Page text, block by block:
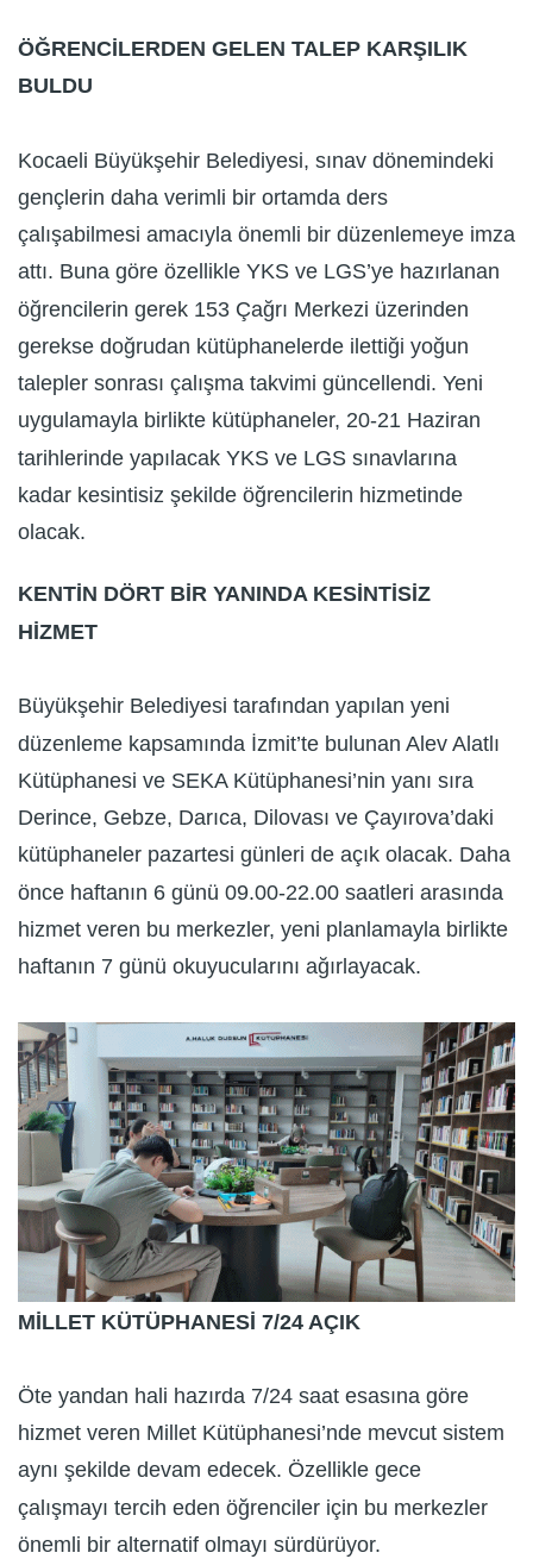
ÖĞRENCİLERDEN GELEN TALEP KARŞILIK
BULDU
Kocaeli Büyükşehir Belediyesi, sınav dönemindeki
gençlerin daha verimli bir ortamda ders
çalışabilmesi amacıyla önemli bir düzenlemeye imza
attı. Buna göre özellikle YKS ve LGS’ye hazırlanan
öğrencilerin gerek 153 Çağrı Merkezi üzerinden
gerekse doğrudan kütüphanelerde ilettiği yoğun
talepler sonrası çalışma takvimi güncellendi. Yeni
uygulamayla birlikte kütüphaneler, 20-21 Haziran
tarihlerinde yapılacak YKS ve LGS sınavlarına
kadar kesintisiz şekilde öğrencilerin hizmetinde
olacak.
KENTİN DÖRT BİR YANINDA KESİNTİSİZ
HİZMET
Büyükşehir Belediyesi tarafından yapılan yeni
düzenleme kapsamında İzmit’te bulunan Alev Alatlı
Kütüphanesi ve SEKA Kütüphanesi’nin yanı sıra
Derince, Gebze, Darıca, Dilovası ve Çayırova’daki
kütüphaneler pazartesi günleri de açık olacak. Daha
önce haftanın 6 günü 09.00-22.00 saatleri arasında
hizmet veren bu merkezler, yeni planlamayla birlikte
haftanın 7 günü okuyucularını ağırlayacak.
MİLLET KÜTÜPHANESİ 7/24 AÇIK
Öte yandan hali hazırda 7/24 saat esasına göre
hizmet veren Millet Kütüphanesi’nde mevcut sistem
aynı şekilde devam edecek. Özellikle gece
çalışmayı tercih eden öğrenciler için bu merkezler
önemli bir alternatif olmayı sürdürüyor.